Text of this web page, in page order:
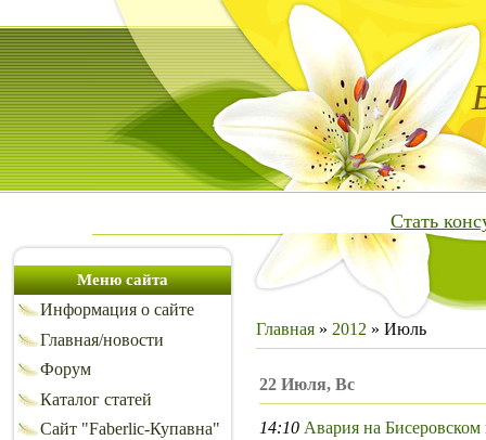
Стать
Меню сайта
Информация о сайте
Главная/новости
Форум
Каталог статей
Сайт "Faberlic-Купавна"
Главная » 2012 » Июль
22 Июля, Вс
14:10 Авария на